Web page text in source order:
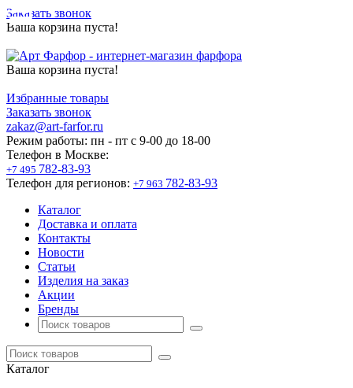
Заказать звонок
Ваша корзина пуста!
Ваша корзина пуста!
Избранные товары
Заказать звонок
zakaz@art-farfor.ru
Режим работы: пн - пт c 9-00 до 18-00
Телефон в Москве:
+7 495 782-83-93
Телефон для регионов: +7 963 782-83-93
Каталог
Доставка и оплата
Контакты
Новости
Статьи
Изделия на заказ
Акции
Бренды
Каталог